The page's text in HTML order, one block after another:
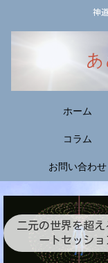
神
ホーム
コラム
お問い合わせ
二元の世界を超え
ートセッショ